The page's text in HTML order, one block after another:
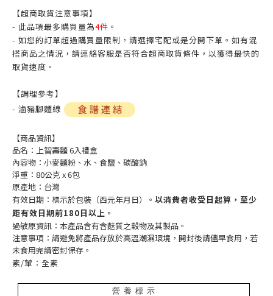
【超商取貨注意事項】
- 此品項最多購買量為4件 。
- 如您的訂單超過購買量限制，請選擇宅配或是分開下單。如有混
搭商品之情況，請連絡客服是否符合超商取貨條件，以獲得最快的
取貨速度。
【調理參考】
- 滷豬腳麵線
【商品資訊】
品名：上智壽麵 6入禮盒
內容物：小麥麵粉、水、食鹽、碳酸鈉
淨重：80公克 x 6包
原產地：台灣
有效日期：標示於包裝（西元年月日）。 以消費者收受日起算，至少
距有效日期前180日以上。
過敏原資訊：本產品含有含麩質之穀物及其製品。
注意事項：請避免將產品存放於高溫潮濕環境，開封後請儘早食用，若
未食用完請密封保存。
素/葷：全素
營 養 標 示